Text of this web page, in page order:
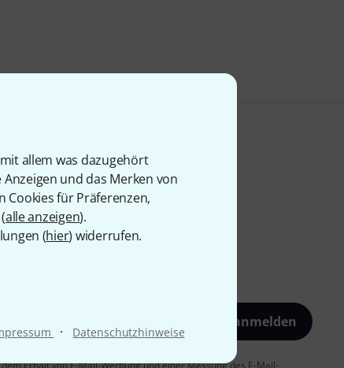
allem was dazugehört
und das Merken von
Cookies für Präferenzen,
alle anzeigen).
(hier) widerrufen.
· Datenschutzhinweise
Jetzt anmelden
Erhalt von E-Mail-Werbung und einer Messung des E-Mail-